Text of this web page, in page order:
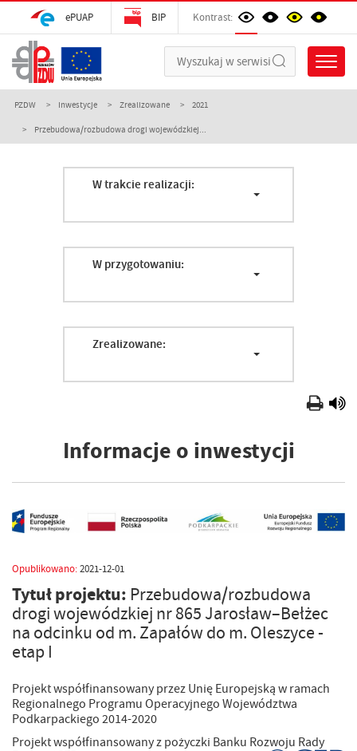
ePUAP BIP Kontrast:
PZDW Inwestycje Zrealizowane 2021
Przebudowa/rozbudowa drogi wojewódzkiej...
W trakcie realizacji:
W przygotowaniu:
Zrealizowane:
Informacje o inwestycji
Opublikowano:2021-12-01
Tytuł projektu: Przebudowa/rozbudowa
drogi wojewódzkiej nr 865 Jarosław–Bełżec
na odcinku od m. Zapałów do m. Oleszyce -
etap I
Projekt współfinansowany przez Unię Europejską w ramach
Regionalnego Programu Operacyjnego Województwa
Podkarpackiego 2014-2020
Projekt współfinansowany z pożyczki Banku Rozwoju Rady